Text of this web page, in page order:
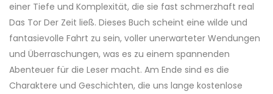
einer Tiefe und Komplexität, die sie fast schmerzhaft real
Das Tor Der Zeit ließ. Dieses Buch scheint eine wilde und
fantasievolle Fahrt zu sein, voller unerwarteter Wendungen
und Überraschungen, was es zu einem spannenden
Abenteuer für die Leser macht. Am Ende sind es die
Charaktere und Geschichten, die uns lange kostenlose